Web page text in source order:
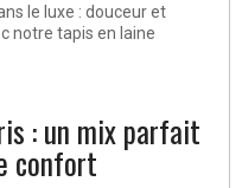
le luxe : douceur et
notre tapis en laine
: un mix parfait
confort